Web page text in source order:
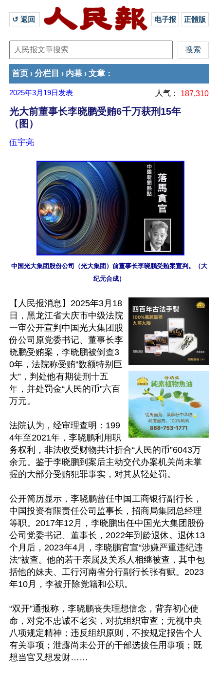
↺ 返回 电子报 正體版
首页 › 分栏目 › 内幕 › 文章 ：
2025年3月19日 发表 人气： 187,310
光大前董事长李晓鹏受贿6千万获刑15年
（图）
伍宇亮
中国光大集团股份公司（光大集团）前董事长李晓鹏受贿案宣判。（大
纪元合成）
【人民报消息】2025年3月18
日，黑龙江省大庆市中级法院
一审公开宣判中国光大集团股
份公司原党委书记、董事长李
晓鹏受贿案，李晓鹏被倒查3
0年，法院称受贿“数额特别巨
大”，判处他有期徒刑十五
年，并处罚金“人民的币”六百
万元。
法院认为，经审理查明：199
4年至2021年，李晓鹏利用职
务权利，非法收受财物共计折合“人民的币”6043万
余元。鉴于李晓鹏到案后主动交代办案机关尚未掌
握的大部分受贿犯罪事实，对其从轻处罚。
公开简历显示，李晓鹏曾任中国工商银行副行长，
中国投资有限责任公司监事长，招商局集团总经理
等职。2017年12月，李晓鹏出任中国光大集团股份
公司党委书记、董事长，2022年到龄退休。退休13
个月后，2023年4月，李晓鹏官宣“涉嫌严重违纪违
法”被查。他的若干亲属及关系人相继被查，其中包
括他的妹夫、工行河南省分行副行长张有赋。2023
年10月，李被开除党籍和公职。
“双开”通报称，李晓鹏丧失理想信念，背弃初心使
命，对党不忠诚不老实，对抗组织审查；无视中央
八项规定精神；违反组织原则，不按规定报告个人
有关事项；泄露尚未公开的干部选拔任用事项；既
想当官又想发财……